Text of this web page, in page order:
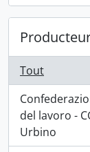
Tout
del lavoro -
Urbino
, 2 résultats